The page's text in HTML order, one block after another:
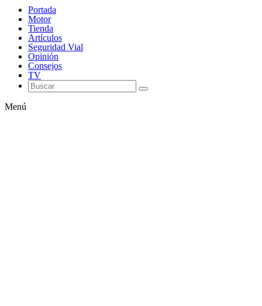
Portada
Motor
Tienda
Artículos
Seguridad Vial
Opinión
Consejos
TV
Menú